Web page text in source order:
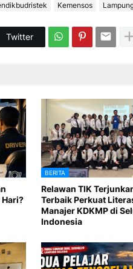
Kemensos
Twitter
BERITA
Relawan TIK
Terbaik Perkuat
Manajer KDKMP di
Indonesia